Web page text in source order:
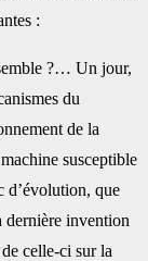
:
?… Un jour,
du
de la
susceptible
‎d’évolution, que
dernière invention
celle-ci sur la